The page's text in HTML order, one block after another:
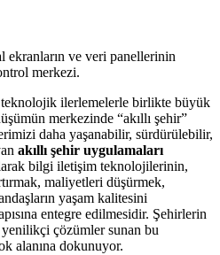
teknolojik ilerlemelerle birlikte büyük
merkezinde “akıllı şehir”
daha yaşanabilir, sürdürülebilir,
akıllı şehir uygulamaları
bilgi iletişim teknolojilerinin,
maliyetleri düşürmek,
yaşam kalitesini
entegre edilmesidir. Şehirlerin
yenilikçi çözümler sunan bu
alanına dokunuyor.